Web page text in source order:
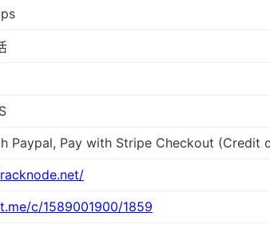
Paypal, Pay with Stripe Checkout (Credit
c/1589001900/1859